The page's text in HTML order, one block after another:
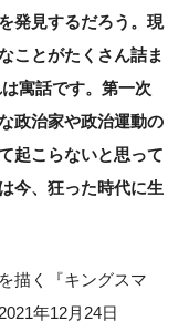
発見するだろう。現
ことがたくさん詰ま
は寓話です。第一次
政治家や政治運動の
起こらないと思って
今、狂った時代に生
描く『キングスマ
年12月24日